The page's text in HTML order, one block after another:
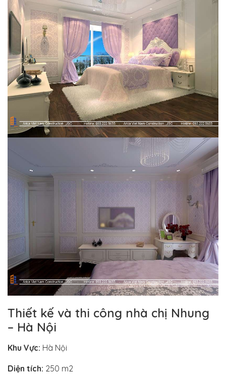
Thiết kế và thi công nhà chị Nhung
– Hà Nội
Khu Vực: Hà Nội
Diện tích: 250 m2